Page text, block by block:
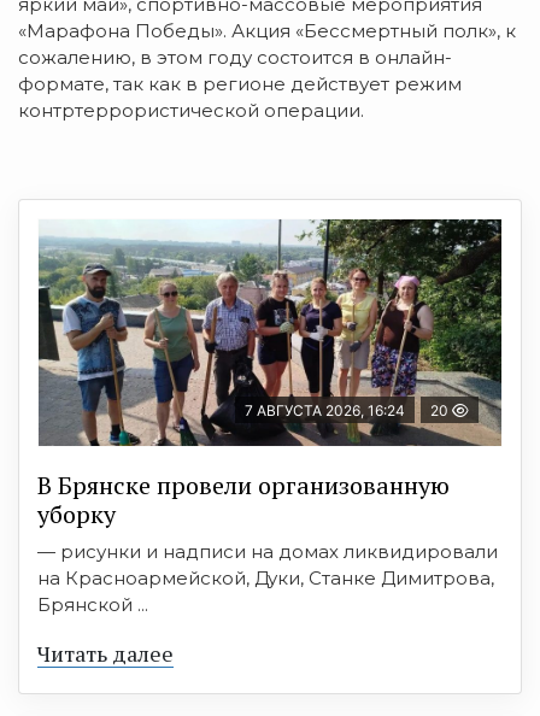
«Марафона Победы». Акция «Бессмертный полк», к
сожалению, в этом году состоится в онлайн-
формате, так как в регионе действует режим
контртеррористической операции.
7 АВГУСТА 2026, 16:24 20
В Брянске провели организованную
уборку
— рисунки и надписи на домах ликвидировали
на Красноармейской, Дуки, Станке Димитрова,
Брянской ...
Читать далее